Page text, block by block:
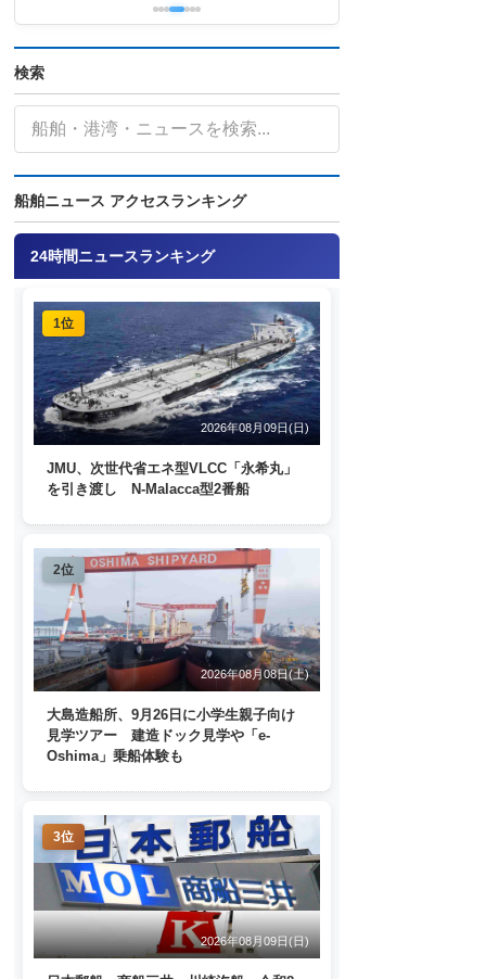
検索
船舶ニュース アクセスランキング
24時間ニュースランキング
1位
2026年08月09日(日)
JMU、次世代省エネ型VLCC「永希丸」
を引き渡し N-Malacca型2番船
2位
2026年08月08日(土)
大島造船所、9月26日に小学生親子向け
見学ツアー 建造ドック見学や「e-
Oshima」乗船体験も
3位
2026年08月09日(日)